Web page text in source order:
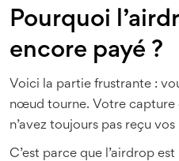
Pourquoi
encore payé ?
Voici la partie frustrante :
nœud tourne. Votre capture
n’avez toujours pas reçu vos
C’est parce que l’airdrop